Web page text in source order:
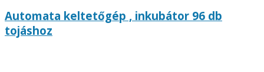
Automata keltetőgép , inkubátor 96 db
tojáshoz